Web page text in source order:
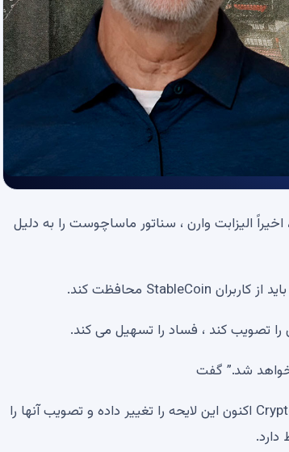
شرکت Blockchain Enterprise ، استوارت آلدروتی ، مدیر ارشد حقوقی Ripple ، اخیراً الیزابت وارن ، سناتور ماساچوست را به دلیل
را تصویب کند ، فساد را تسهیل می کند.
همانطور که توسط U.Toay گزارش شده است ، برخی از دموکرات های طرفدار Crypto اکنون این لایحه را تغییر داده و تصویب آنها را